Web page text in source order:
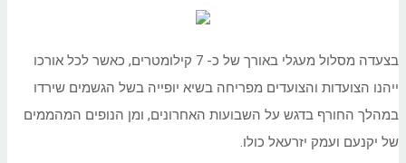
בצעדה מסלול מעגלי באורך של כ- 7 קילומטרים, כאשר לכל אורכו
ייהנו הצועדות והצועדים מפריחה בשיא יופייה בשל הגשמים שירדו
במהלך החורף בדגש על השבועות האחרונים, ומן הנופים המהממים
של יקנעם ועמק יזרעאל כולו.